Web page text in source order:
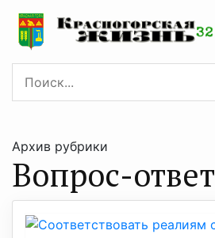
Архив рубрики
Вопрос-ответ